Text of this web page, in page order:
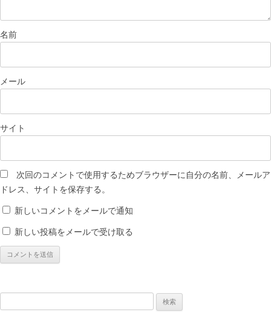
名前
メール
サイト
次回のコメントで使用するためブラウザーに自分の名前、メールア
ドレス、サイトを保存する。
新しいコメントをメールで通知
新しい投稿をメールで受け取る